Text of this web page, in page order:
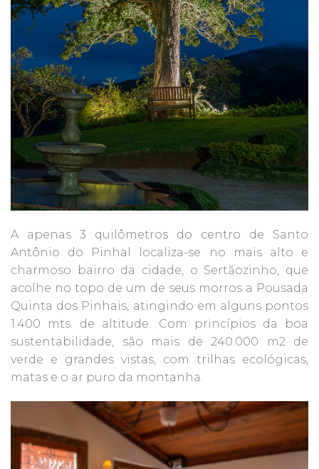
A apenas 3 quilômetros do centro de Santo
Antônio do Pinhal localiza-se no mais alto e
charmoso bairro da cidade, o Sertãozinho, que
acolhe no topo de um de seus morros a Pousada
Quinta dos Pinhais, atingindo em alguns pontos
1.400 mts. de altitude. Com princípios da boa
sustentabilidade, são mais de 240.000 m2 de
verde e grandes vistas, com trilhas ecológicas,
matas e o ar puro da montanha.